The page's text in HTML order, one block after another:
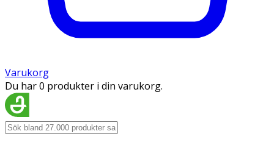
Varukorg
Du har 0 produkter i din varukorg.